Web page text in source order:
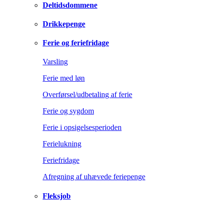
Deltidsdommene
Drikkepenge
Ferie og feriefridage
Varsling
Ferie med løn
Overførsel/udbetaling af ferie
Ferie og sygdom
Ferie i opsigelsesperioden
Ferielukning
Feriefridage
Afregning af uhævede feriepenge
Fleksjob